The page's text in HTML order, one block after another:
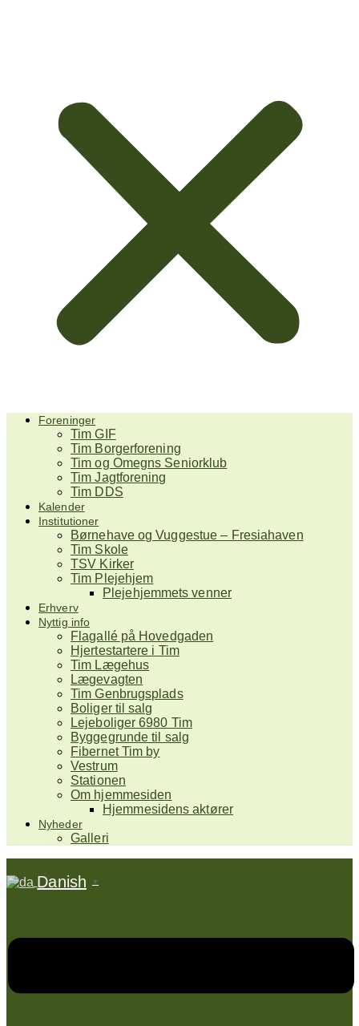
Foreninger
Tim GIF
Tim Borgerforening
Tim og Omegns Seniorklub
Tim Jagtforening
Tim DDS
Kalender
Institutioner
Børnehave og Vuggestue – Fresiahaven
Tim Skole
TSV Kirker
Tim Plejehjem
Plejehjemmets venner
Erhverv
Nyttig info
Flagallé på Hovedgaden
Hjertestartere i Tim
Tim Lægehus
Lægevagten
Tim Genbrugsplads
Boliger til salg
Lejeboliger 6980 Tim
Byggegrunde til salg
Fibernet Tim by
Vestrum
Stationen
Om hjemmesiden
Hjemmesidens aktører
Nyheder
Galleri
Danish ▼